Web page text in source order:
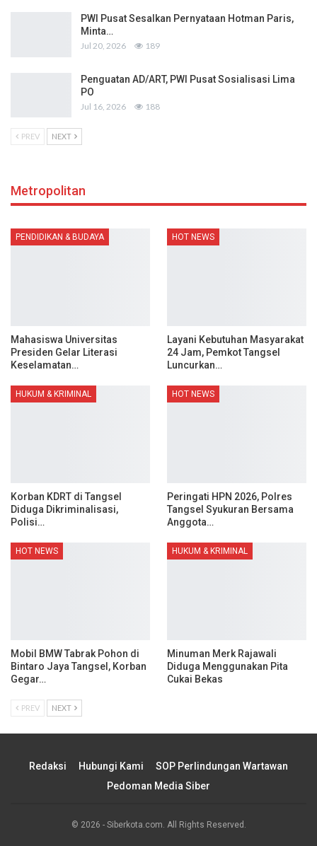
PWI Pusat Sesalkan Pernyataan Hotman Paris,
Minta…
Jul 20, 2026 189
Penguatan AD/ART, PWI Pusat Sosialisasi Lima
PO
Jul 16, 2026 188
PREV NEXT
Metropolitan
PENDIDIKAN & BUDAYA
Mahasiswa Universitas
Presiden Gelar Literasi
Keselamatan…
HOT NEWS
Layani Kebutuhan Masyarakat
24 Jam, Pemkot Tangsel
Luncurkan…
HUKUM & KRIMINAL
Korban KDRT di Tangsel
Diduga Dikriminalisasi,
Polisi…
HOT NEWS
Peringati HPN 2026, Polres
Tangsel Syukuran Bersama
Anggota…
HOT NEWS
Mobil BMW Tabrak Pohon di
Bintaro Jaya Tangsel, Korban
Gegar…
HUKUM & KRIMINAL
Minuman Merk Rajawali
Diduga Menggunakan Pita
Cukai Bekas
PREV NEXT
Redaksi Hubungi Kami
SOP Perlindungan Wartawan
Pedoman Media Siber
© 2026 - Siberkota.com. All Rights Reserved.